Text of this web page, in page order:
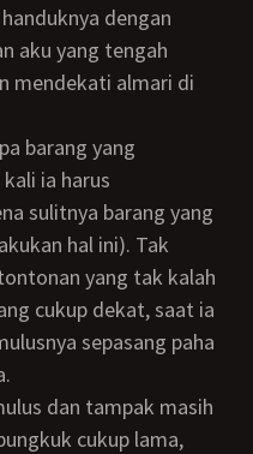
dengan
aku yang tengah
mendekati almari di
ia harus
sulitnya barang yang
hal ini). Tak
yang tak kalah
cukup dekat, saat ia
sepasang paha
cukup lama,